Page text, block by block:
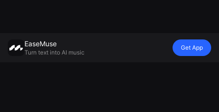
EaseMuse
Turn text into AI music
Get App